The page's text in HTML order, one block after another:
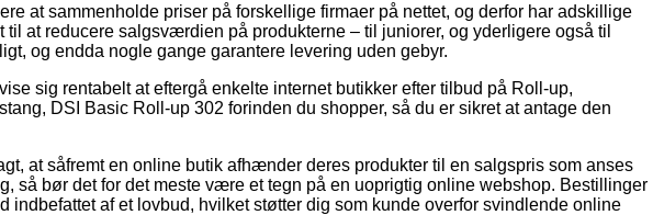
at sammenholde priser på forskellige firmaer på nettet, og derfor har adskillige
at reducere salgsværdien på produkterne – til juniorer, og yderligere også til
og endda nogle gange garantere levering uden gebyr.
sig rentabelt at eftergå enkelte internet butikker efter tilbud på Roll-up,
DSI Basic Roll-up 302 forinden du shopper, så du er sikret at antage den
at såfremt en online butik afhænder deres produkter til en salgspris som anses
så bør det for det meste være et tegn på en uoprigtig online webshop. Bestillinger
indbefattet af et lovbud, hvilket støtter dig som kunde overfor svindlende online